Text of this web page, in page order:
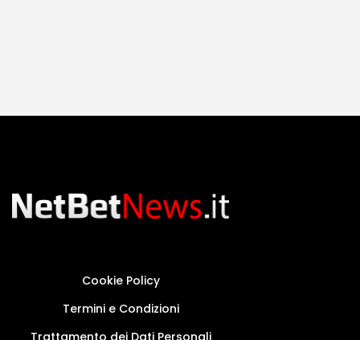
Cookie Policy
Termini e Condizioni
Trattamento dei Dati Personali